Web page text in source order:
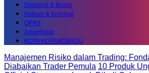
Ekonomi & Bisnis
Hukum & Kriminal
OPINI
Advertorial
KOTA KOTAMOBAGU
Manajemen Risiko dalam Trading:
Diabaikan Trader Pemula 10 Produk